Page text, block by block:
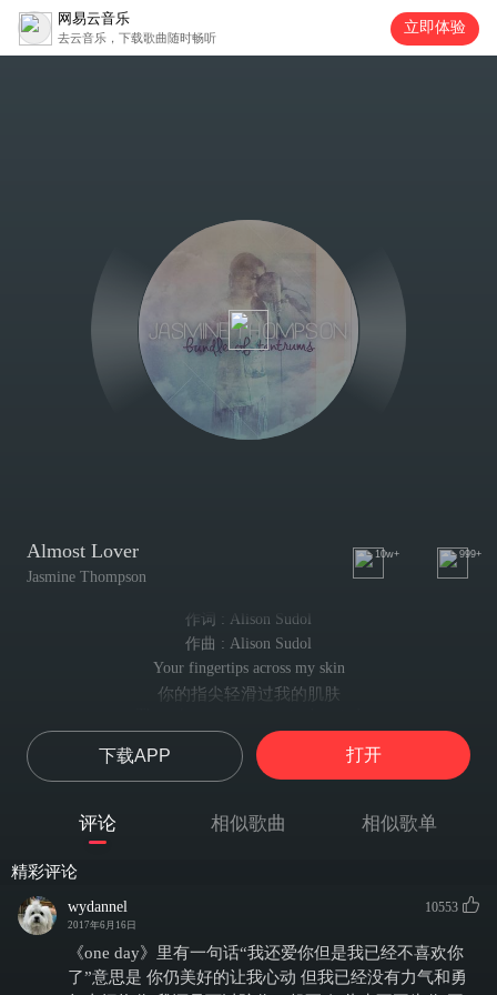
网易云音乐
去云音乐，下载歌曲随时畅听
立即体验
Almost Lover
Jasmine Thompson
10w+ 999+
作词 : Alison Sudol
作曲 : Alison Sudol
Your fingertips across my skin
你的指尖轻滑过我的肌肤
棕榈树在风中翩翩摇摆
Images
你为我吟唱那西班牙摇篮曲
I never wanna see you unhappy
我不愿看到你的哀伤
下载APP 打开
评论 相似歌曲 相似歌单
精彩评论
wydannel
2017年6月16日
10553
《one day》里有一句话“我还爱你但是我已经不喜欢你
了”意思是 你仍美好的让我心动 但我已经没有力气和勇